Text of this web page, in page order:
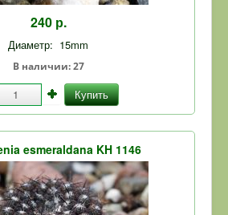
240 р.
Диаметр: 15mm
В наличии:27
Купить
esmeraldana KH 1146